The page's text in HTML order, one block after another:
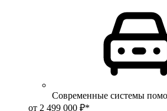
Современные системы
от 2 499 000 ₽*